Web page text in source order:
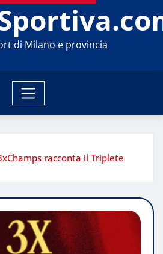
di Milano e provincia
racconta il Triplete